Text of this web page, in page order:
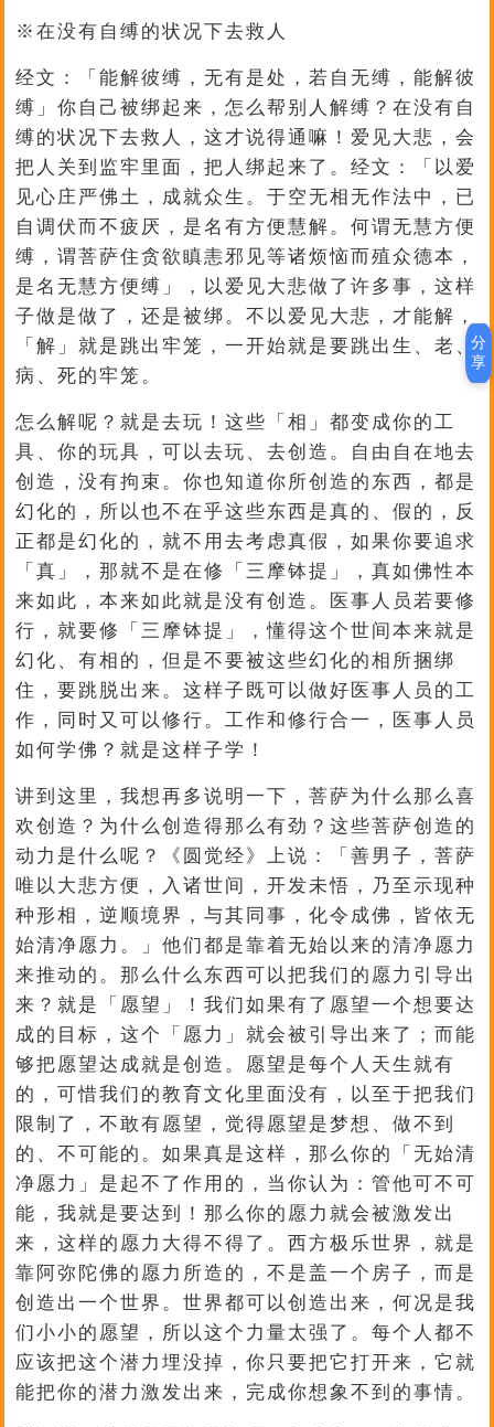
※在没有自缚的状况下去救人
经文：「能解彼缚，无有是处，若自无缚，能解彼
缚」你自己被绑起来，怎么帮别人解缚？在没有自
缚的状况下去救人，这才说得通嘛！爱见大悲，会
把人关到监牢里面，把人绑起来了。经文：「以爱
见心庄严佛土，成就众生。于空无相无作法中，已
自调伏而不疲厌，是名有方便慧解。何谓无慧方便
缚，谓菩萨住贪欲瞋恚邪见等诸烦恼而殖众德本，
是名无慧方便缚」，以爱见大悲做了许多事，这样
子做是做了，还是被绑。不以爱见大悲，才能解，
「解」就是跳出牢笼，一开始就是要跳出生、老、
病、死的牢笼。
怎么解呢？就是去玩！这些「相」都变成你的工
具、你的玩具，可以去玩、去创造。自由自在地去
创造，没有拘束。你也知道你所创造的东西，都是
幻化的，所以也不在乎这些东西是真的、假的，反
正都是幻化的，就不用去考虑真假，如果你要追求
「真」，那就不是在修「三摩钵提」，真如佛性本
来如此，本来如此就是没有创造。医事人员若要修
行，就要修「三摩钵提」，懂得这个世间本来就是
幻化、有相的，但是不要被这些幻化的相所捆绑
住，要跳脱出来。这样子既可以做好医事人员的工
作，同时又可以修行。工作和修行合一，医事人员
如何学佛？就是这样子学！
讲到这里，我想再多说明一下，菩萨为什么那么喜
欢创造？为什么创造得那么有劲？这些菩萨创造的
动力是什么呢？《圆觉经》上说：「善男子，菩萨
唯以大悲方便，入诸世间，开发未悟，乃至示现种
种形相，逆顺境界，与其同事，化令成佛，皆依无
始清净愿力。」他们都是靠着无始以来的清净愿力
来推动的。那么什么东西可以把我们的愿力引导出
来？就是「愿望」！我们如果有了愿望一个想要达
成的目标，这个「愿力」就会被引导出来了；而能
够把愿望达成就是创造。愿望是每个人天生就有
的，可惜我们的教育文化里面没有，以至于把我们
限制了，不敢有愿望，觉得愿望是梦想、做不到
的、不可能的。如果真是这样，那么你的「无始清
净愿力」是起不了作用的，当你认为：管他可不可
能，我就是要达到！那么你的愿力就会被激发出
来，这样的愿力大得不得了。西方极乐世界，就是
靠阿弥陀佛的愿力所造的，不是盖一个房子，而是
创造出一个世界。世界都可以创造出来，何况是我
们小小的愿望，所以这个力量太强了。每个人都不
应该把这个潜力埋没掉，你只要把它打开来，它就
能把你的潜力激发出来，完成你想象不到的事情。
分
享